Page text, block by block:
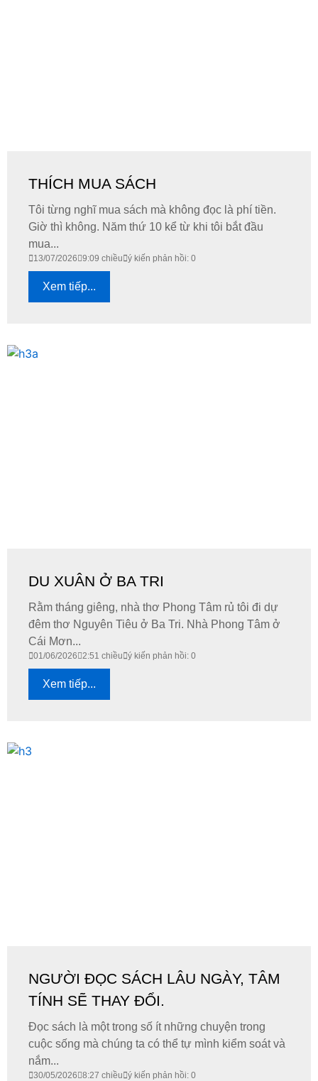
THÍCH MUA SÁCH
Tôi từng nghĩ mua sách mà không đọc là phí tiền.
Giờ thì không. Năm thứ 10 kể từ khi tôi bắt đầu
mua...
13/07/2026 9:09 chiều ý kiến phản hồi: 0
Xem tiếp...
DU XUÂN Ở BA TRI
Rằm tháng giêng, nhà thơ Phong Tâm rủ tôi đi dự
đêm thơ Nguyên Tiêu ở Ba Tri. Nhà Phong Tâm ở
Cái Mơn...
01/06/2026 2:51 chiều ý kiến phản hồi: 0
Xem tiếp...
NGƯỜI ĐỌC SÁCH LÂU NGÀY, TÂM
TÍNH SẼ THAY ĐỔI.
Đọc sách là một trong số ít những chuyện trong
cuộc sống mà chúng ta có thể tự mình kiểm soát và
nắm...
30/05/2026 8:27 chiều ý kiến phản hồi: 0